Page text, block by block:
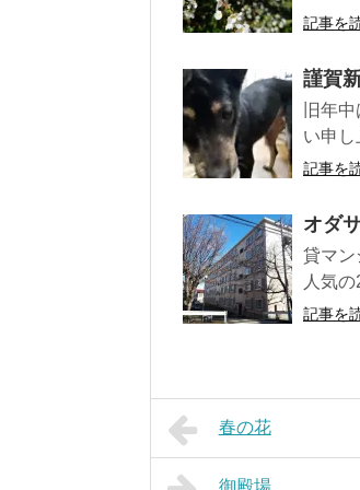
記事を
謹賀
旧年
い申
記事を
オダ
貸マ
人気
記事を
春の花